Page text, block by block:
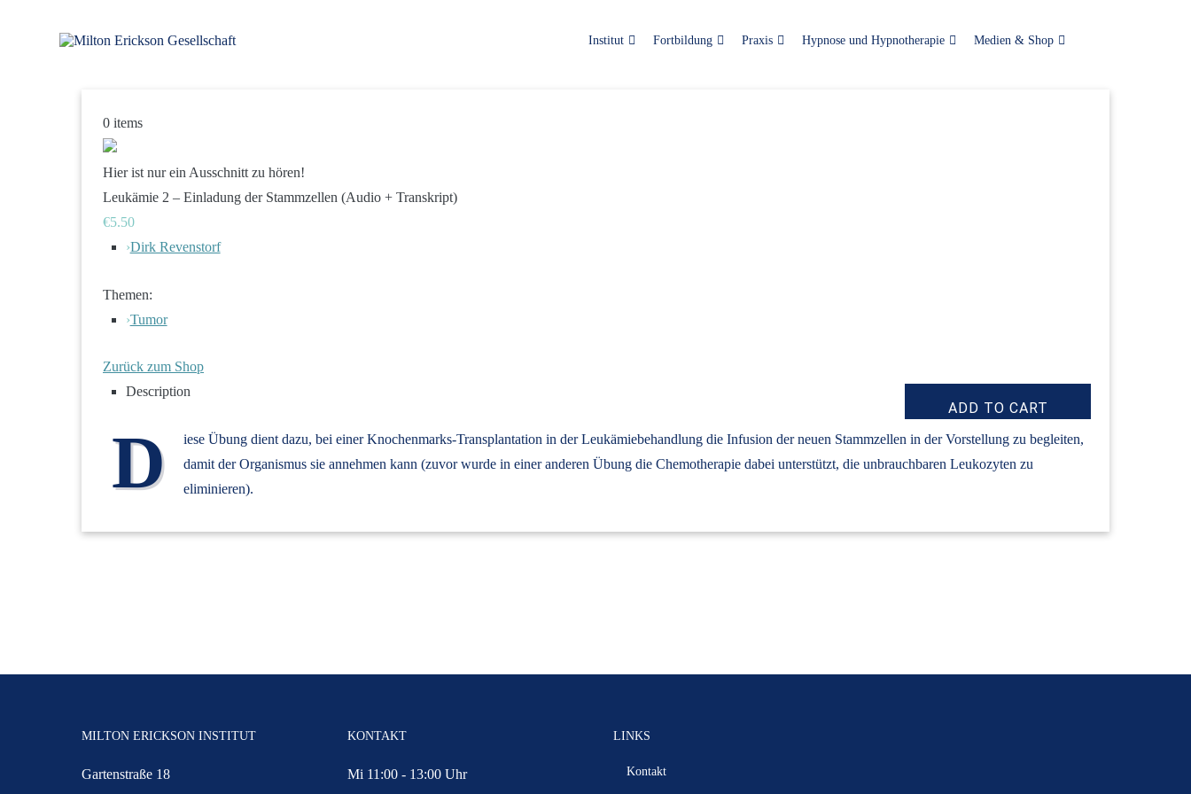
Institut Fortbildung Praxis Hypnose und Hypnotherapie Medien & Shop
0 items
Hier ist nur ein Ausschnitt zu hören!
Leukämie 2 – Einladung der Stammzellen (Audio + Transkript)
€5.50
›Dirk Revenstorf
Themen:
›Tumor
Zurück zum Shop
Description
D
iese Übung dient dazu, bei einer Knochenmarks-Transplantation in der Leukämiebehandlung die Infusion der neuen Stammzellen in der Vorstellung zu begleiten,
damit der Organismus sie annehmen kann (zuvor wurde in einer anderen Übung die Chemotherapie dabei unterstützt, die unbrauchbaren Leukozyten zu
eliminieren).
MILTON ERICKSON INSTITUT
Gartenstraße 18
KONTAKT
Mi 11:00 - 13:00 Uhr
LINKS
Kontakt